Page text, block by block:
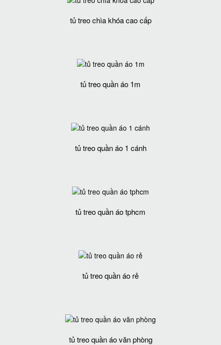
tủ treo chìa khóa cao cấp
tủ treo quần áo 1m
tủ treo quần áo 1 cánh
tủ treo quần áo tphcm
tủ treo quần áo rẻ
tủ treo quần áo văn phòng